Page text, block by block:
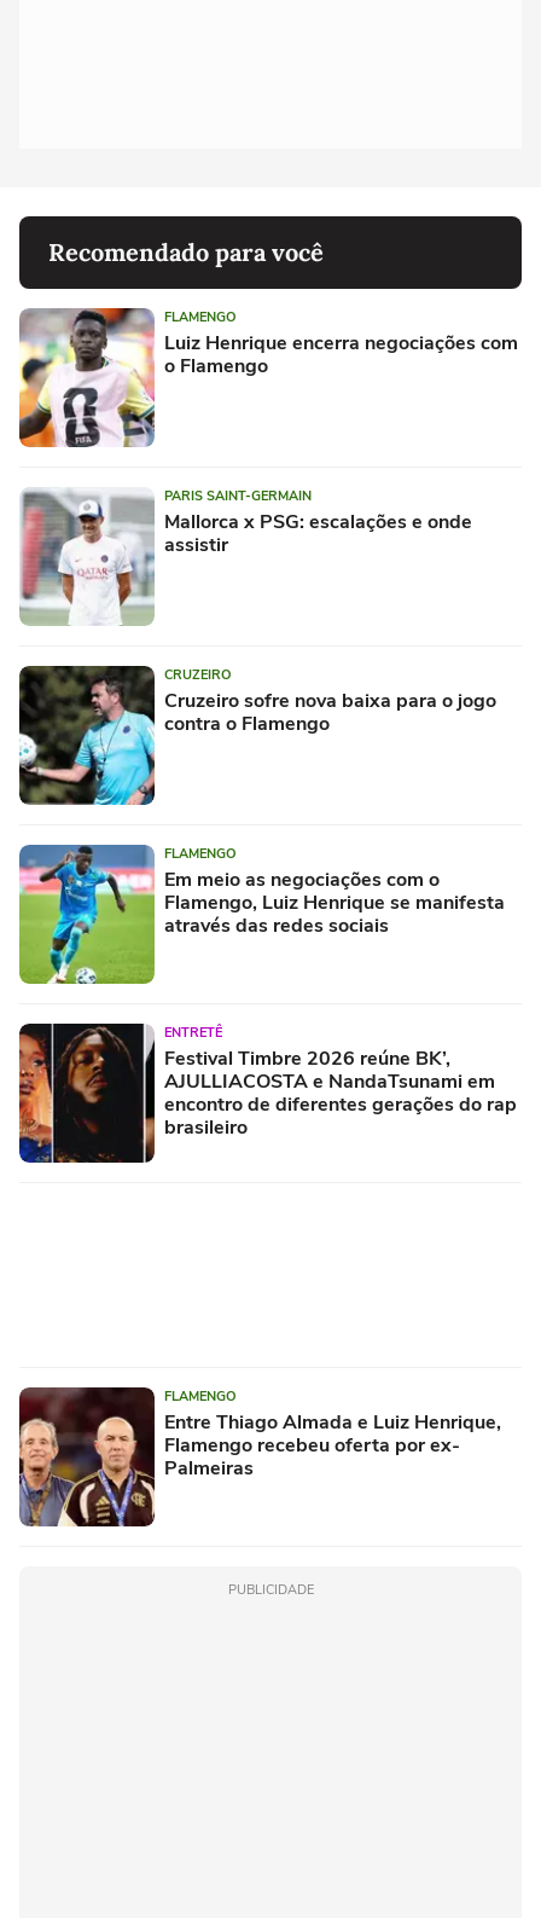
Recomendado para você
FLAMENGO
Luiz Henrique encerra negociações com
o Flamengo
PARIS SAINT-GERMAIN
Mallorca x PSG: escalações e onde
assistir
CRUZEIRO
Cruzeiro sofre nova baixa para o jogo
contra o Flamengo
FLAMENGO
Em meio as negociações com o
Flamengo, Luiz Henrique se manifesta
através das redes sociais
ENTRETÊ
Festival Timbre 2026 reúne BK’,
AJULLIACOSTA e NandaTsunami em
encontro de diferentes gerações do rap
brasileiro
FLAMENGO
Entre Thiago Almada e Luiz Henrique,
Flamengo recebeu oferta por ex-
Palmeiras
PUBLICIDADE